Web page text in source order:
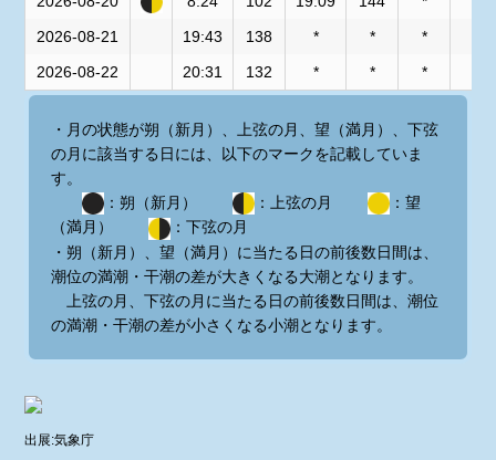
2026-08-21
19:43 138 * * *
2026-08-22
20:31 132 * * *
・月の状態が朔（新月）、上弦の月、望（満月）、下弦
の月に該当する日には、以下のマークを記載していま
す。
：朔（新月）
：上弦の月
：望
（満月）
：下弦の月
・朔（新月）、望（満月）に当たる日の前後数日間は、
潮位の満潮・干潮の差が大きくなる大潮となります。
上弦の月、下弦の月に当たる日の前後数日間は、潮位
の満潮・干潮の差が小さくなる小潮となります。
出展:気象庁